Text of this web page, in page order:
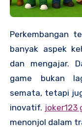
Perkembangan teknologi digital telah mengubah
banyak aspek
dan mengajar.
game bukan
semata, tetapi
inovatif. joker123
menonjol dalam